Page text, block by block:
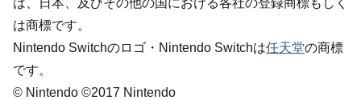
は商標です。
Nintendo Switchのロゴ・Nintendo Switchは任天堂の商標
です。
© Nintendo ©2017 Nintendo